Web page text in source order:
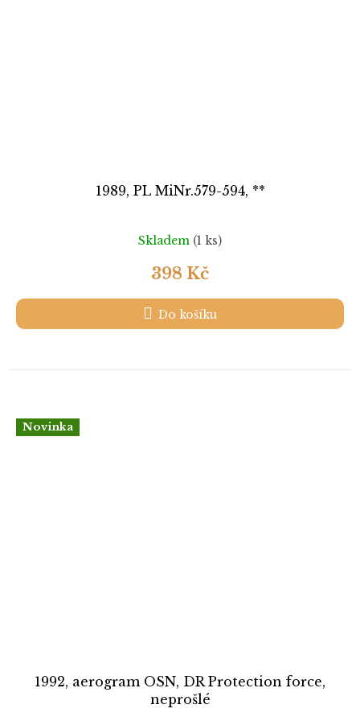
1989, PL MiNr.579-594, **
Skladem (1 ks)
398 Kč
Do košíku
Novinka
1992, aerogram OSN, DR Protection force,
neprošlé